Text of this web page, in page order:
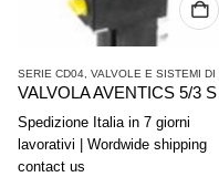
SERIE CD04 VALVOLE E SISTEMI DI VALVOLE
Spedizione Italia in 7 giorni
lavorativi | Wordwide shipping
contact us